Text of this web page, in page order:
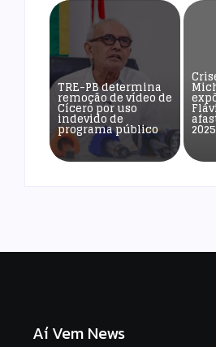
TRE-PB determina
remoção de vídeo de
Cícero por uso
indevido de
programa público 2025
Aí Vem News